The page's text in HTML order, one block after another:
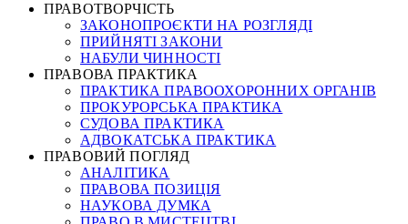
ПРАВОТВОРЧІСТЬ
ЗАКОНОПРОЄКТИ НА РОЗГЛЯДІ
ПРИЙНЯТІ ЗАКОНИ
НАБУЛИ ЧИННОСТІ
ПРАВОВА ПРАКТИКА
ПРАКТИКА ПРАВООХОРОННИХ ОРГАНІВ
ПРОКУРОРСЬКА ПРАКТИКА
СУДОВА ПРАКТИКА
АДВОКАТСЬКА ПРАКТИКА
ПРАВОВИЙ ПОГЛЯД
АНАЛІТИКА
ПРАВОВА ПОЗИЦІЯ
НАУКОВА ДУМКА